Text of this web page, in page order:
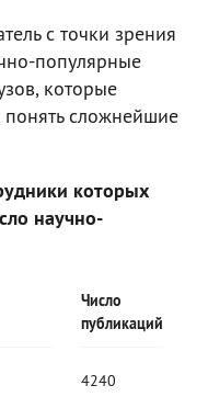
с точки зрения
популярные
которые
сложнейшие
которых
научно-
Число
публикаций
4240